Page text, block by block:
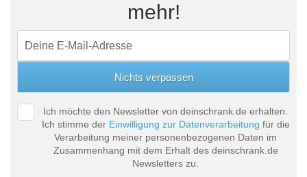
mehr!
Ich möchte den Newsletter von deinschrank.de erhalten.
Ich stimme der Einwilligung zur Datenverarbeitung für die
Verarbeitung meiner personenbezogenen Daten im
Zusammenhang mit dem Erhalt des deinschrank.de
Newsletters zu.